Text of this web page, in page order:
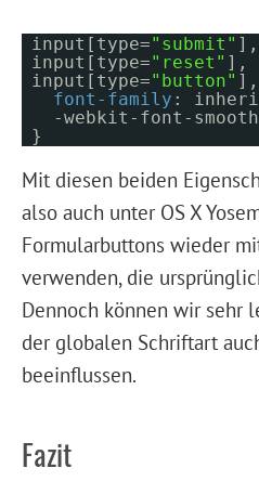
input[type="submit" ],
input[type="reset" ],
input[type="button" ],
font-family :
-webkit-font-
}
Mit diesen beiden
also auch unter OS X
Formularbuttons wieder
verwenden, die
Dennoch können wir sehr
der globalen Schriftart
beeinflussen.
Fazit